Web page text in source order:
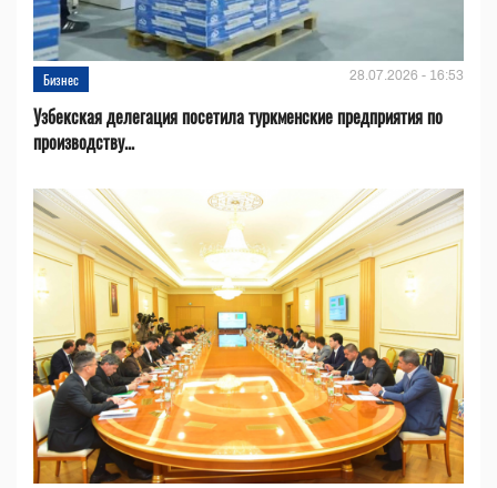
Бизнес 28.07.2026 - 16:53
Узбекская делегация посетила туркменские предприятия по
производству...